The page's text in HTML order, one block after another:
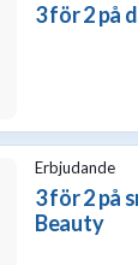
3 för 2 på
Erbjudande
3 för 2 på
Beauty